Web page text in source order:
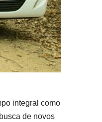
integral como
de novos